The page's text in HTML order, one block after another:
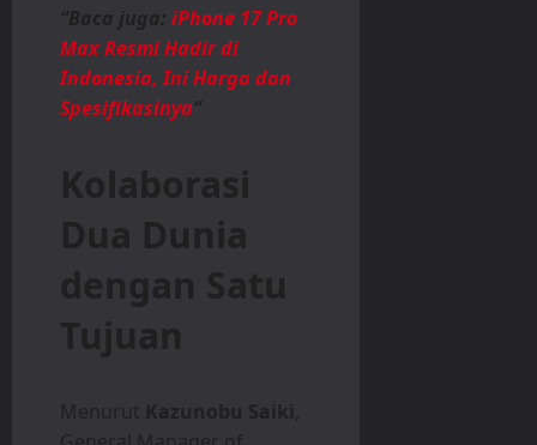
“Baca juga: iPhone 17 Pro
Max Resmi Hadir di
Indonesia, Ini Harga dan
Spesifikasinya“
Kolaborasi
Dua Dunia
dengan Satu
Tujuan
Menurut Kazunobu Saiki,